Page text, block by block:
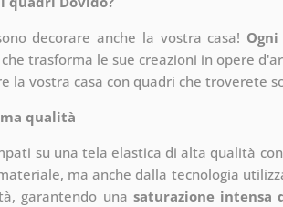
decorare anche la vostra casa!
trasforma le sue creazioni in opere
la vostra casa con quadri che troverete
qualità
su una tela elastica di alta qualità
ma anche dalla tecnologia
garantendo una saturazione intensa